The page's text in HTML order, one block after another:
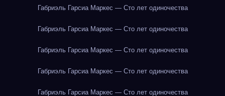
Габриэль Гарсиа Маркес — Сто лет одиночества
Габриэль Гарсиа Маркес — Сто лет одиночества
Габриэль Гарсиа Маркес — Сто лет одиночества
Габриэль Гарсиа Маркес — Сто лет одиночества
Габриэль Гарсиа Маркес — Сто лет одиночества